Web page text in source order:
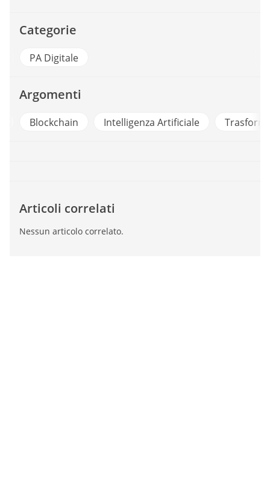
Categorie
PA Digitale
Argomenti
Blockchain Intelligenza Artificiale
Articoli correlati
Nessun articolo correlato.